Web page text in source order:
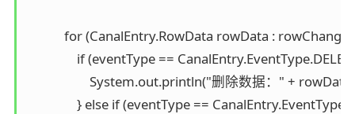
for (CanalEntry.RowData rowData :
if (eventType ==
System.out.println("删除数据：" +
} else if (eventType ==